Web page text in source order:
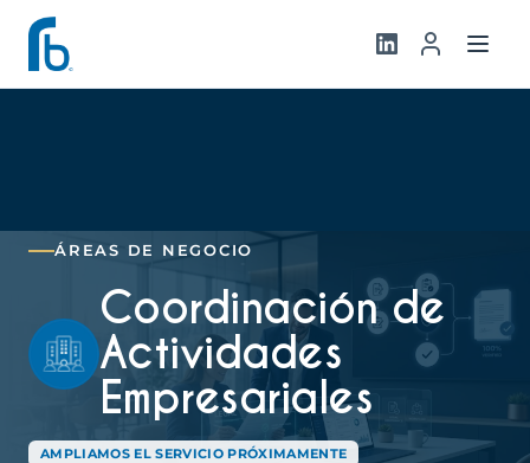
ÁREAS DE NEGOCIO
Coordinación de
Actividades
Empresariales
AMPLIAMOS EL SERVICIO PRÓXIMAMENTE